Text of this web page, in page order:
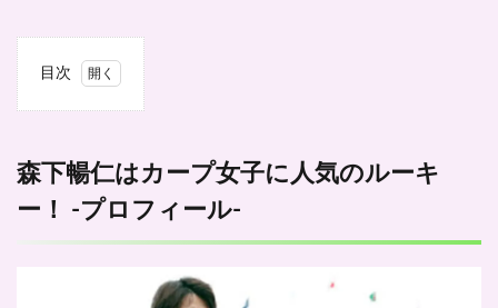
目次
はカ
ープ
女子
森下暢仁はカープ女子に人気のルーキ
ー！ -プロフィール-